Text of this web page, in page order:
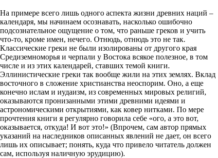
На примере всего лишь одного аспекта жизни древних наций –
календаря, мы начинаем осознавать, насколько ошибочно
подсознательное ощущение о том, что раньше греков и учить
что-то, кроме имен, нечего. Отнюдь, отнюдь это не так.
Классические греки не были изолированы от другого края
Средиземноморья и черпали у Востока всякое полезное, в том
числе и из этих календарей, ставших темой книги.
Эллинистические греки так вообще жили на этих землях. Вклад
восточного в сложение христианства неоспорим. Оно, а еще
конечно ислам и иудаизм, из современных мировых религий,
оказываются пронизанными этими древними идеями и
астрономическими открытиями, как ковер нитками. По мере
прочтения книги я регулярно говорила себе «ого, а это вот,
оказывается, откуда! И вот это!» (Впрочем, сам автор прямых
указаний на наследников описанных явлений не дает, он всего
лишь их описывает; понять, куда что привело читатель должен
сам, используя наличную эрудицию).